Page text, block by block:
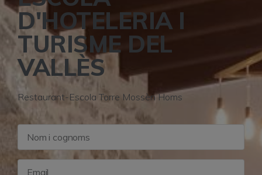
D'HOTELERIA I
TURISME DEL
VALLÈS
Restaurant-Escola Torre Mossèn Homs